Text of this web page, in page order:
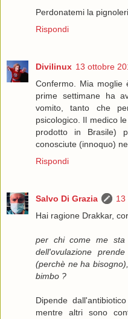
Perdonatemi la
Rispondi
Divilinux 13 ottobre
Confermo. Mia moglie
prime settimane ha
vomito, tanto che
psicologico. Il medico
prodotto in Brasile)
conosciute (innoquo)
Rispondi
Salvo Di Grazia
13
Hai ragione Drakkar,
per chi come me
dell'ovulazione
(perchè ne ha
bimbo ?
Dipende
mentre altri sono